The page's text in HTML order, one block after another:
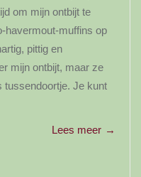
om mijn ontbijt te
havermout-muffins op
pittig en
mijn ontbijt, maar ze
tussendoortje. Je kunt
Lees meer →